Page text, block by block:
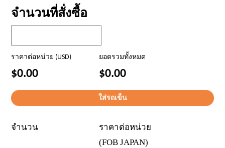
จำนวนที่สั่งซื้อ
ราคาต่อหน่วย (USD) ยอดรวมทั้งหมด
$0.00 $0.00
จำนวน
ราคาต่อหน่วย
(FOB JAPAN)